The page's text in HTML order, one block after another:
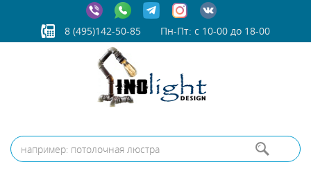
8 (495)142-50-85 Пн-Пт: с 10-00 до 18-00